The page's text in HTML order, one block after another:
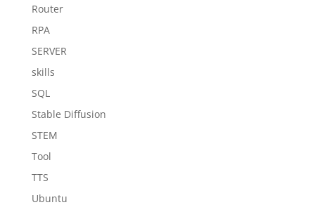
Router
RPA
SERVER
skills
SQL
Stable Diffusion
STEM
Tool
TTS
Ubuntu